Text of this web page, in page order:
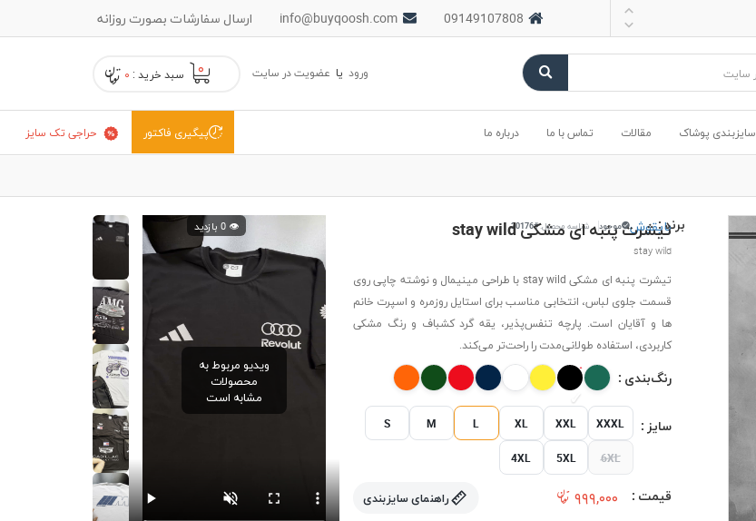
ارسال سفارشات بصورت روزانه info@buyqoosh.com 09149107808
۰ سبد خرید : ۰ ورود یا عضویت در سایت
حراجی تک سایز پیگیری فاکتور سایزبندی پوشاک مقالات تماس با ما درباره ما
تیشرت پنبه ای مشکی stay wild
stay wild
برند :بایقوش موجود شناسه محصول:#20176
تیشرت پنبه ای مشکی stay wild با طراحی مینیمال و نوشته چاپی روی
قسمت جلوی لباس، انتخابی مناسب برای استایل روزمره و اسپرت خانم
ها و آقایان است. پارچه تنفس‌پذیر، یقه گرد کشباف و رنگ مشکی
کاربردی، استفاده طولانی‌مدت را راحت‌تر می‌کند.
رنگ‌بندی :
سایز : S M L XL XXL XXXL
4XL 5XL 6XL
قیمت : ۹۹۹,۰۰۰ راهنمای سایزبندی
👁️ 0 بازدید
ویدیو مربوط به
محصولات
مشابه است